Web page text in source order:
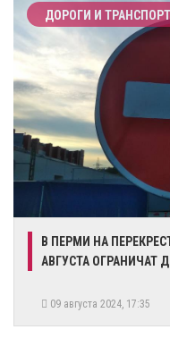
ДОРОГИ И ТРАНСПОРТ
​В ПЕРМИ НА
АВГУСТА ОГРАНИЧАТ
09 августа 2024, 17:35